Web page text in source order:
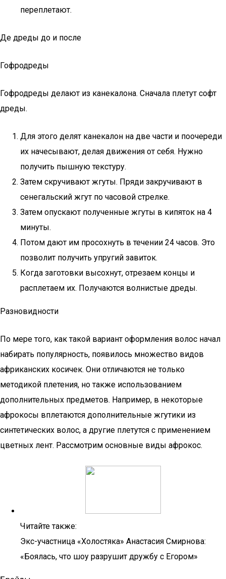
переплетают.
Де дреды до и после
Гофродреды
Гофродреды делают из канекалона. Сначала плетут софт
дреды.
Для этого делят канекалон на две части и поочереди
их начесывают, делая движения от себя. Нужно
получить пышную текстуру.
Затем скручивают жгуты. Пряди закручивают в
сенегальский жгут по часовой стрелке.
Затем опускают полученные жгуты в кипяток на 4
минуты.
Потом дают им просохнуть в течении 24 часов. Это
позволит получить упругий завиток.
Когда заготовки высохнут, отрезаем концы и
расплетаем их. Получаются волнистые дреды.
Разновидности
По мере того, как такой вариант оформления волос начал
набирать популярность, появилось множество видов
африканских косичек. Они отличаются не только
методикой плетения, но также использованием
дополнительных предметов. Например, в некоторые
афрокосы вплетаются дополнительные жгутики из
синтетических волос, а другие плетутся с применением
цветных лент. Рассмотрим основные виды афрокос.
Читайте также:
Экс-участница «Холостяка» Анастасия Смирнова:
«Боялась, что шоу разрушит дружбу с Егором»